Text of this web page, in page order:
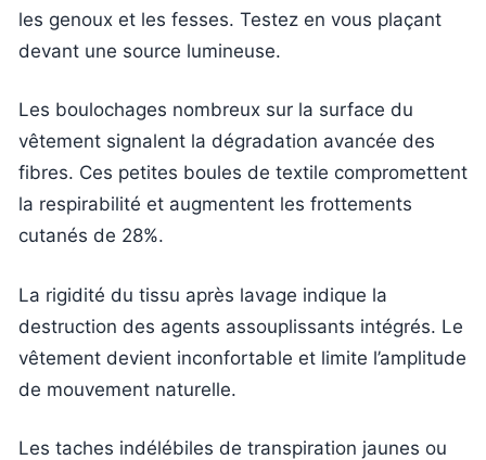
les genoux et les fesses. Testez en vous plaçant
devant une source lumineuse.
Les boulochages nombreux sur la surface du
vêtement signalent la dégradation avancée des
fibres. Ces petites boules de textile compromettent
la respirabilité et augmentent les frottements
cutanés de 28%.
La rigidité du tissu après lavage indique la
destruction des agents assouplissants intégrés. Le
vêtement devient inconfortable et limite l’amplitude
de mouvement naturelle.
Les taches indélébiles de transpiration jaunes ou